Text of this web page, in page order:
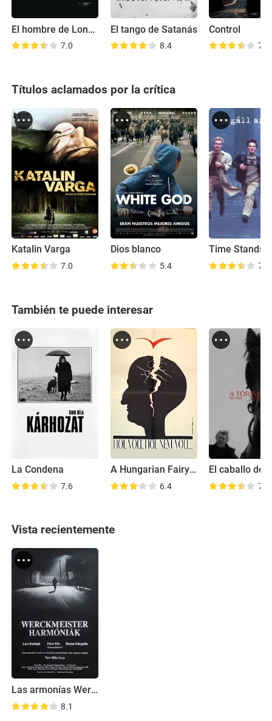
El hombre de Londres
7.0
El tango de Satanás
8.4
Control
7.6
Títulos aclamados por la crítica
Katalin Varga
7.0
Dios blanco
5.4
Time Stands
7.5
También te puede interesar
La Condena
7.6
A Hungarian Fairy Tale
6.4
El caballo de
7.7
Vista recientemente
Las armonías Werckmeister
8.1